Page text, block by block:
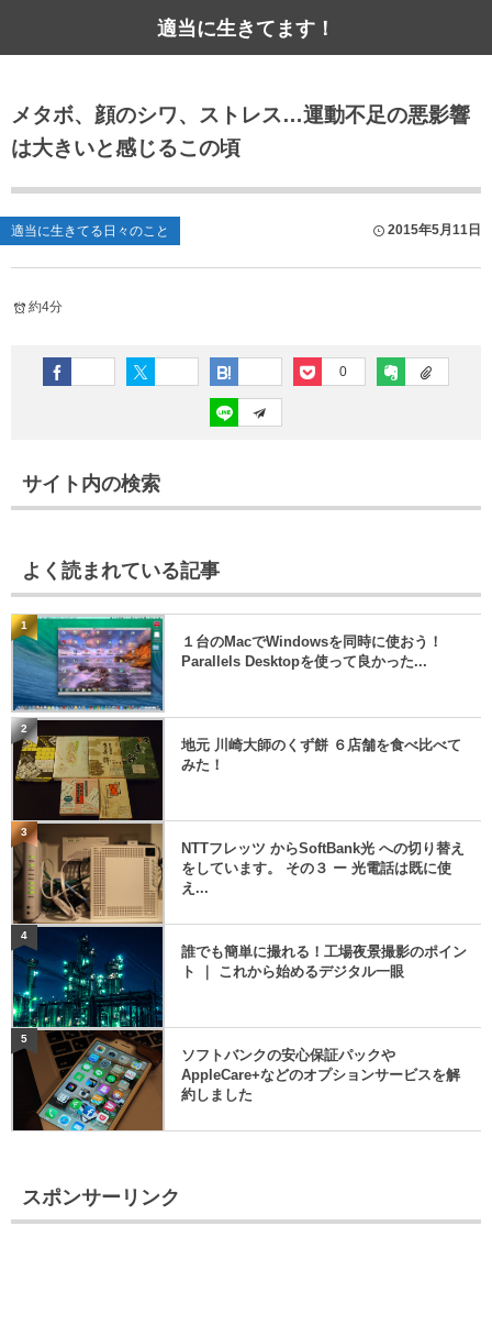
適当に生きてます！
メタボ、顔のシワ、ストレス…運動不足の悪影響
は大きいと感じるこの頃
適当に生きてる日々のこと 2015年5月11日
約4分
0
サイト内の検索
よく読まれている記事
1
１台のMacでWindowsを同時に使おう！
Parallels Desktopを使って良かった...
2
地元 川崎大師のくず餅 ６店舗を食べ比べて
みた！
3
NTTフレッツ からSoftBank光 への切り替え
をしています。 その３ ー 光電話は既に使
え...
4
誰でも簡単に撮れる！工場夜景撮影のポイン
ト ｜ これから始めるデジタル一眼
5
ソフトバンクの安心保証パックや
AppleCare+などのオプションサービスを解
約しました
スポンサーリンク